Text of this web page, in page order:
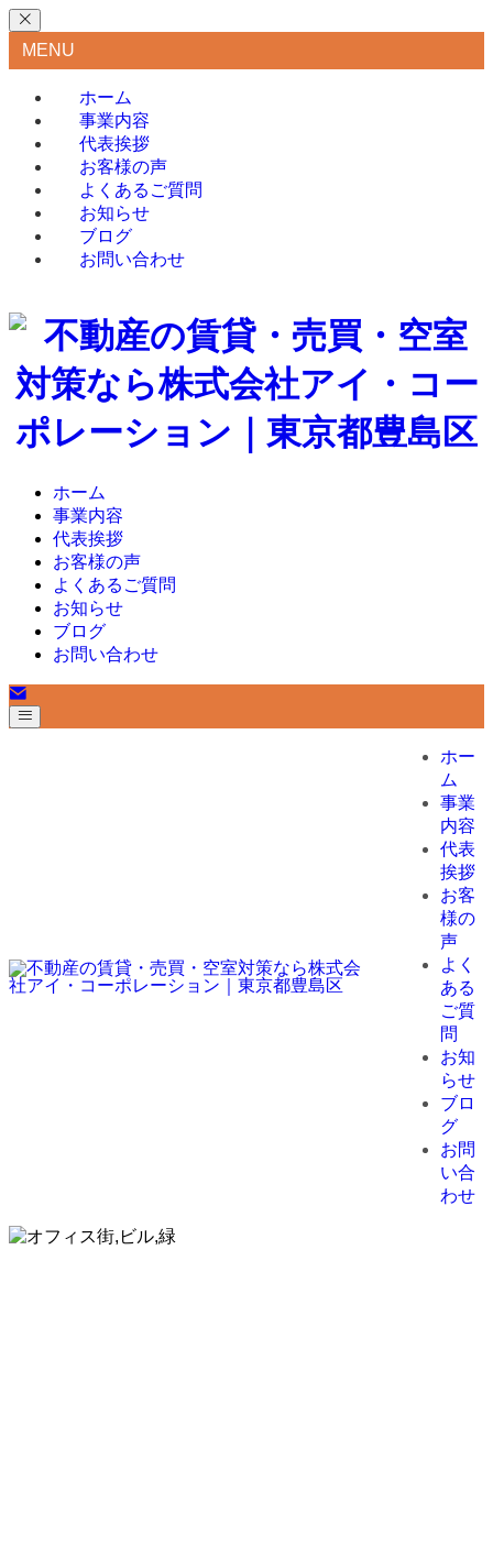
MENU
ホーム
事業内容
代表挨拶
お客様の声
よくあるご質問
お知らせ
ブログ
お問い合わせ
ホーム
事業内容
代表挨拶
お客様の声
よくあるご質問
お知らせ
ブログ
お問い合わせ
ホー
ム
事業
内容
代表
挨拶
お客
様の
声
よく
ある
ご質
問
お知
らせ
ブロ
グ
お問
い合
わせ